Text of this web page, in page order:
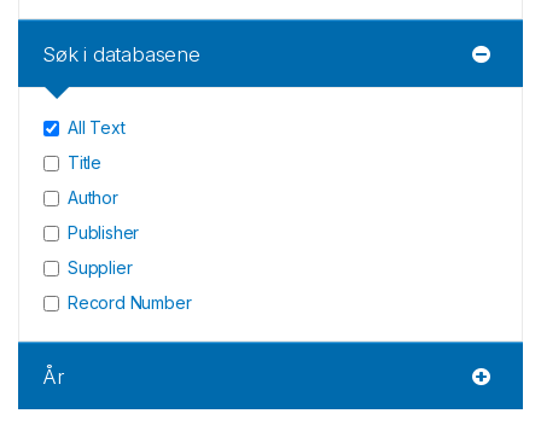
Søk i databasene
All Text
Title
Author
Publisher
Supplier
Record Number
År